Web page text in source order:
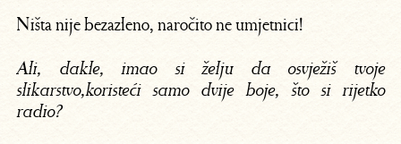
Ništa nije bezazleno, naročito ne umjetnici!
Ali, dakle, imao si želju da osvježiš tvoje
slikarstvo,koristeći samo dvije boje, što si rijetko
radio?